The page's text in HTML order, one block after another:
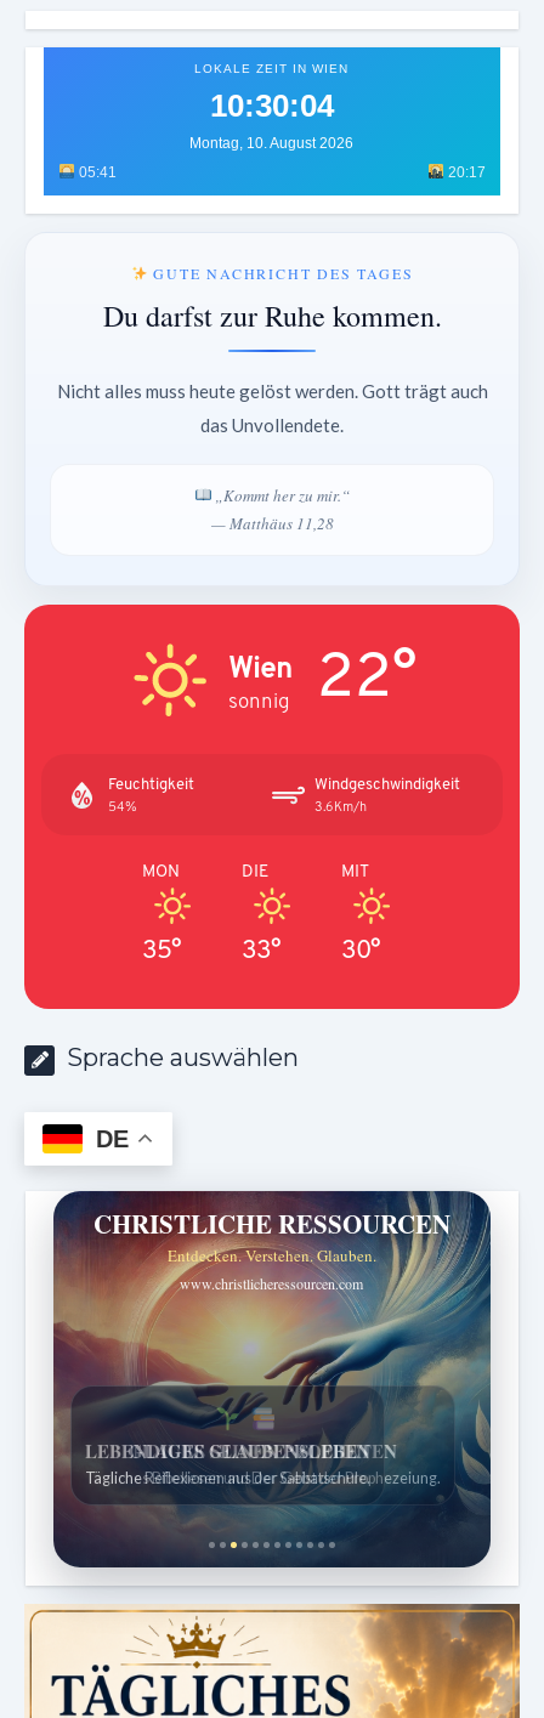
LOKALE ZEIT IN WIEN
10:30:07
Montag, 10. August 2026
05:41
20:17
GUTE NACHRICHT DES TAGES
Du darfst zur Ruhe kommen.
Nicht alles muss heute gelöst werden. Gott trägt auch
das Unvollendete.
„Kommt her zu mir.“
— Matthäus 11,28
Wien
sonnig 22°
Feuchtigkeit
54%
Windgeschwindigkeit
3.6Km/h
MON
35°
DIE
33°
MIT
30°
Sprache auswählen
DE
CHRISTLICHE RESSOURCEN
Entdecken. Verstehen. Glauben.
www.christlicheressourcen.com
LEBENDIGES GLAUBENSLEBEN
Tägliche Reflexionen aus der Sabbatschule.